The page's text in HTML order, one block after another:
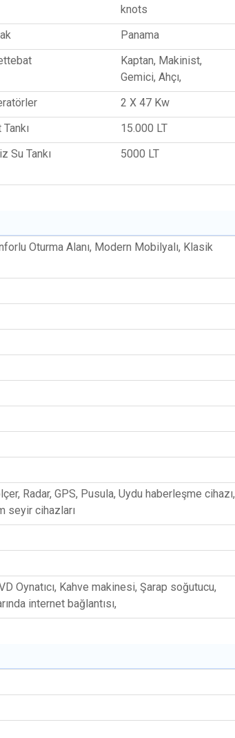
knots
Panama
Kaptan, Makinist,
Gemici, Ahçı,
2 X 47 Kw
Tankı
15.000 LT
Su Tankı
5000 LT
Oturma Alanı, Modern Mobilyalı, Klasik
Radar, GPS, Pusula, Uydu haberleşme cihazı,
seyir cihazları
Oynatıcı, Kahve makinesi, Şarap soğutucu,
internet bağlantısı,